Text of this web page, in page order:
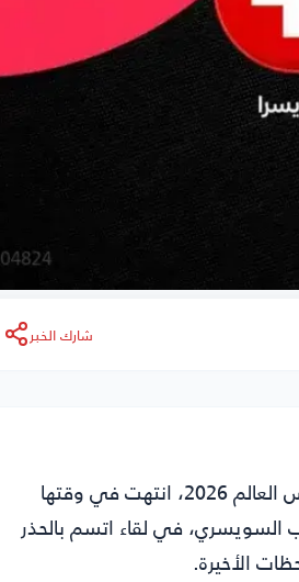
شارك الخبر
، شهدت مواجهة مثيرة ضمن دور الستة عشر من بطولة كأس العالم 2026، انتهت في وقتها
السويسري، في لقاء اتسم بالحذر
الأخيرة.